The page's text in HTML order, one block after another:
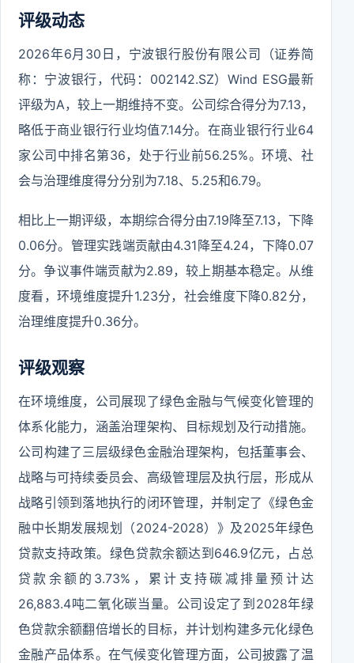
评级动态
2026年6月30日，宁波银行股份有限公司（证券简
称：宁波银行，代码：002142.SZ）Wind ESG最新
评级为A，较上一期维持不变。公司综合得分为7.13，
略低于商业银行行业均值7.14分。在商业银行行业64
家公司中排名第36，处于行业前56.25%。环境、社
会与治理维度得分分别为7.18、5.25和6.79。
相比上一期评级，本期综合得分由7.19降至7.13，下降
0.06分。管理实践端贡献由4.31降至4.24，下降0.07
分。争议事件端贡献为2.89，较上期基本稳定。从维
度看，环境维度提升1.23分，社会维度下降0.82分，
治理维度提升0.36分。
评级观察
在环境维度，公司展现了绿色金融与气候变化管理的
体系化能力，涵盖治理架构、目标规划及行动措施。
公司构建了三层级绿色金融治理架构，包括董事会、
战略与可持续委员会、高级管理层及执行层，形成从
战略引领到落地执行的闭环管理，并制定了《绿色金
融中长期发展规划（2024-2028）》及2025年绿色
贷款支持政策。绿色贷款余额达到646.9亿元，占总
贷款余额的3.73%，累计支持碳减排量预计达
26,883.4吨二氧化碳当量。公司设定了到2028年绿
色贷款余额翻倍增长的目标，并计划构建多元化绿色
金融产品体系。在气候变化管理方面，公司披露了温